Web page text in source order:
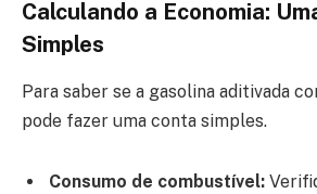
Calculando a Economia:
Simples
Para saber se a gasolina aditivada
pode fazer uma conta simples.
Consumo de combustível: